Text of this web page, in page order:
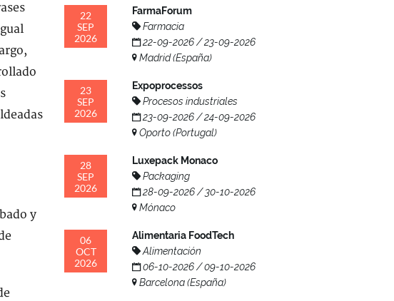
y
22
SEP
2026
FarmaForum
Farmacia
22-09-2026 / 23-09-2026
Madrid (España)
23
SEP
2026
Expoprocessos
Procesos industriales
23-09-2026 / 24-09-2026
Oporto (Portugal)
28
SEP
2026
Luxepack Monaco
Packaging
28-09-2026 / 30-10-2026
Mónaco
06
OCT
2026
Alimentaria FoodTech
Alimentación
06-10-2026 / 09-10-2026
Barcelona (España)